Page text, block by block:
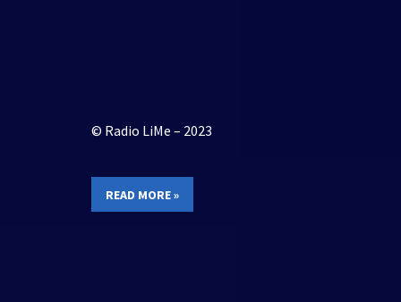
© Radio LiMe – 2023
READ MORE »